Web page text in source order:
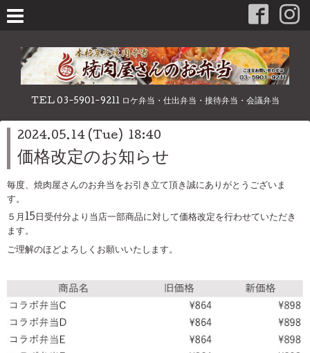
TEL 03-5901-9211 ロケ弁当・仕出弁当・接待弁当・会議弁当
2024.05.14 (Tue) 18:40
価格改定のお知らせ
毎度、焼肉屋さんのお弁当をお引き立て頂き誠にありがとうございま
す。
５月15日受付分より当店一部商品に対して価格改定を行わせていただき
ます。
ご理解のほどよろしくお願いいたします。